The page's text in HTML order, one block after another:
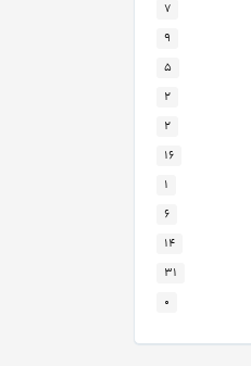
۷
۹
۵
۲
۲
۱۶
۱
۶
۱۴
۳۱
۰